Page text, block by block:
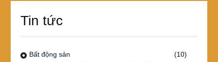
Tin tức
Bất động sản
(10)